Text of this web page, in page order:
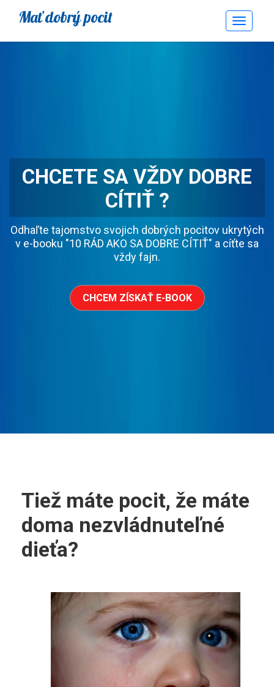
CHCETE SA VŽDY DOBRE
CÍTIŤ ?
Odhaľte tajomstvo svojich dobrých pocitov ukrytých
v e-booku "10 RÁD AKO SA DOBRE CÍTIŤ" a cíťte sa
vždy fajn.
CHCEM ZÍSKAŤ E-BOOK
Mať dobrý pocit
Toggle
Tiež máte pocit, že máte
doma nezvládnuteľné
dieťa?